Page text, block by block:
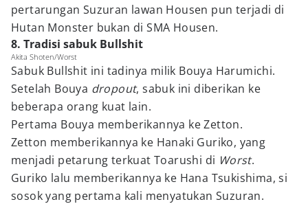
pertarungan Suzuran lawan Housen pun terjadi di
Hutan Monster bukan di SMA Housen.
8. Tradisi sabuk Bullshit
Akita Shoten/Worst
Sabuk Bullshit ini tadinya milik Bouya Harumichi.
Setelah Bouya dropout, sabuk ini diberikan ke
beberapa orang kuat lain.
Pertama Bouya memberikannya ke Zetton.
Zetton memberikannya ke Hanaki Guriko, yang
menjadi petarung terkuat Toarushi di Worst.
Guriko lalu memberikannya ke Hana Tsukishima, si
sosok yang pertama kali menyatukan Suzuran.